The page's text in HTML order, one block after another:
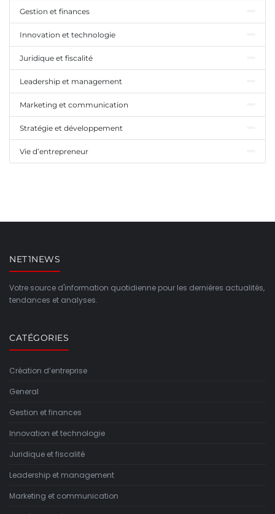
Gestion et finances
Innovation et technologie
Juridique et fiscalité
Leadership et management
Marketing et communication
Stratégie et développement
Vie d’entrepreneur
NET1NEWS
Votre source d'information quotidienne pour les dernières actualités,
tendances et analyses.
CATÉGORIES
Création d’entreprise
General
Gestion et finances
Innovation et technologie
Juridique et fiscalité
Leadership et management
Marketing et communication